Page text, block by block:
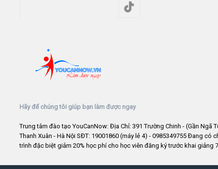
Hãy để chúng tôi giúp bạn làm được ngay
Trung tâm đào tạo YouCanNow: Địa Chỉ: 391 Trường Chinh - (Gần Ngã
Thanh Xuân - Hà Nội SĐT: 19001860 (máy lẻ 4) - 0985349755 Đang có
trình đặc biệt giảm 20% học phí cho học viên đăng ký trước khai giảng